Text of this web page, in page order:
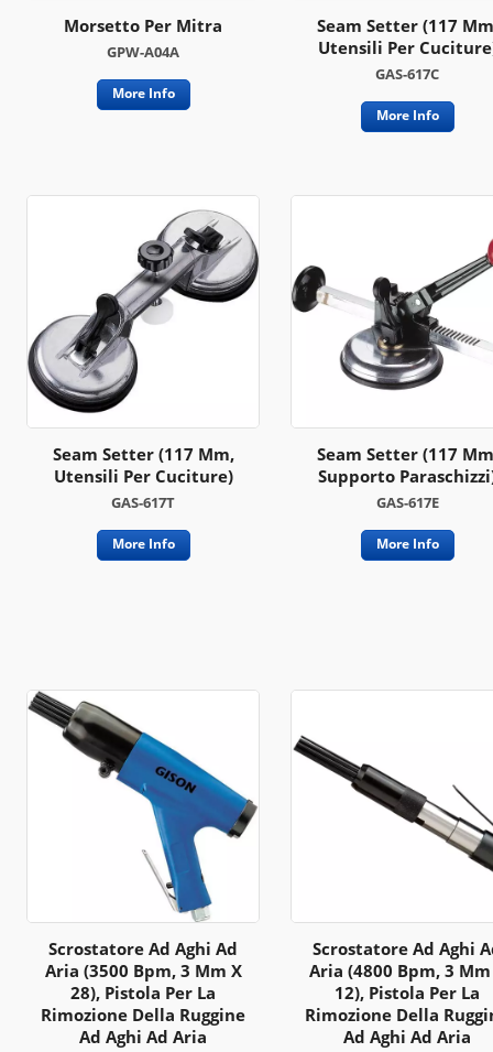
Morsetto Per Mitra
GPW-A04A
More Info
Seam Setter (117
Utensili Per
GAS-617C
More Info
Seam Setter (117 Mm,
Utensili Per Cuciture)
GAS-617T
More Info
Seam Setter (117
Supporto
GAS-617E
More Info
Scrostatore Ad Aghi Ad
Aria (3500 Bpm, 3 Mm X
28), Pistola Per La
Rimozione Della Ruggine
Ad Aghi Ad Aria
Scrostatore Ad Aghi
Aria (4800 Bpm, 3 Mm
12), Pistola Per La
Rimozione Della
Ad Aghi Ad Aria